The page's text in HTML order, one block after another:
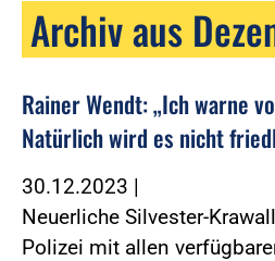
Archiv aus
Rainer Wendt: „Ich warne
Natürlich wird es nicht
30.12.2023 |
Neuerliche Silvester-
Polizei mit allen